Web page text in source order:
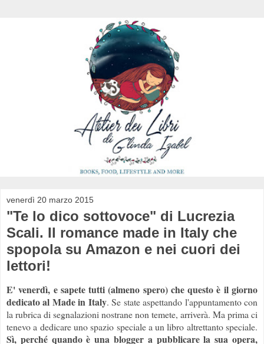
venerdì 20 marzo 2015
"Te lo dico sottovoce" di Lucrezia
Scali. Il romance made in Italy che
spopola su Amazon e nei cuori dei
lettori!
E' venerdì, e sapete tutti (almeno spero) che questo è il giorno
dedicato al Made in Italy. Se state aspettando l'appuntamento con
la rubrica di segnalazioni nostrane non temete, arriverà. Ma prima ci
tenevo a dedicare uno spazio speciale a un libro altrettanto speciale.
Sì, perché quando è una blogger a pubblicare la sua opera,